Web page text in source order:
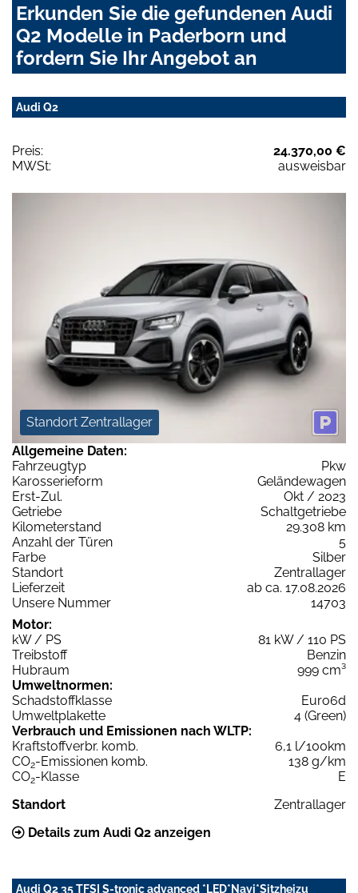
Erkunden Sie die gefundenen Audi
Q2 Modelle in Paderborn und
fordern Sie Ihr Angebot an
Audi Q2
Preis:
24.370,00 €
MWSt:
ausweisbar
Standort Zentrallager
Allgemeine Daten:
Fahrzeugtyp
Pkw
Karosserieform
Geländewagen
Erst-Zul.
Okt / 2023
Getriebe
Schaltgetriebe
Kilometerstand
29.308 km
Anzahl der Türen
5
Farbe
Silber
Standort
Zentrallager
Lieferzeit
ab ca. 17.08.2026
Unsere Nummer
14703
Motor:
kW / PS
81 kW / 110 PS
Treibstoff
Benzin
Hubraum
999 cm³
Umweltnormen:
Schadstoffklasse
Euro6d
Umweltplakette
4 (Green)
Verbrauch und Emissionen nach WLTP:
Kraftstoffverbr. komb.
6,1 l/100km
CO2-Emissionen komb.
138 g/km
CO2-Klasse
E
Standort
Zentrallager
Details zum Audi Q2 anzeigen
Audi Q2 35 TFSI S-tronic advanced *LED*Navi*Sitzheizu